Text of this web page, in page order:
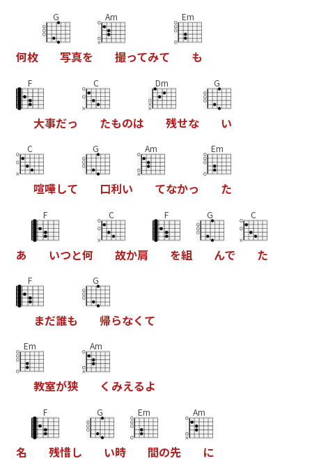
何枚
G
写真を
Am
撮ってみて
Em
も
F
大事だっ
C
たものは
Dm
残せな
G
い
C
喧嘩して
G
口利い
Am
てなかっ
Em
た
あ
F
いつと何
C
故か肩
F
を組
G
んで
C
た
F
まだ誰も
G
帰らなく て
Em
教室が狭
Am
く みえるよ
名
F
残惜し
G
い時
Em
間の先
Am
に